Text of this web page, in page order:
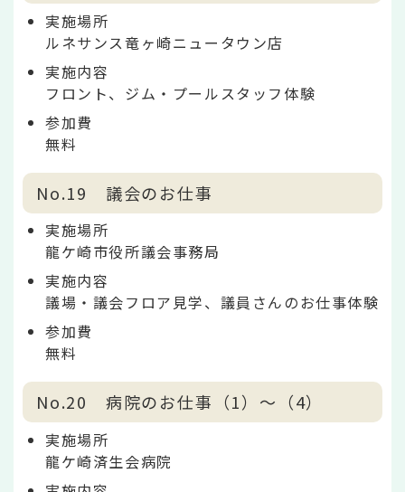
実施場所
ルネサンス竜ヶ崎ニュータウン店
実施内容
フロント、ジム・プールスタッフ体験
参加費
無料
No.19 議会のお仕事
実施場所
龍ケ崎市役所議会事務局
実施内容
議場・議会フロア見学、議員さんのお仕事体験
参加費
無料
No.20 病院のお仕事（1）～（4）
実施場所
龍ケ崎済生会病院